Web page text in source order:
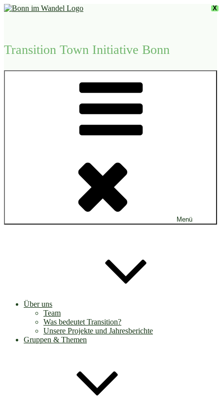
Zum
Transition Town Initiative Bonn
Menü
Über uns
Team
Was bedeutet Transition?
Unsere Projekte und Jahresberichte
Gruppen & Themen
X